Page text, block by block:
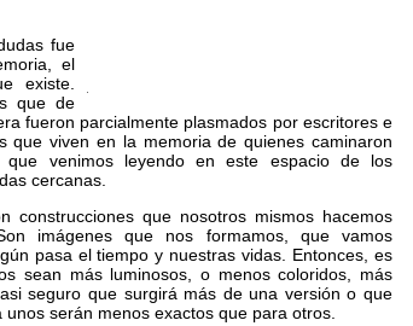
fue
el
existe.
que de
fueron parcialmente plasmados por escritores e
que viven en la memoria de quienes caminaron
venimos leyendo en este espacio de los
cercanas.
construcciones que nosotros mismos hacemos
imágenes que nos formamos, que vamos
pasa el tiempo y nuestras vidas. Entonces, es
sean más luminosos, o menos coloridos, más
seguro que surgirá más de una versión o que
serán menos exactos que para otros.